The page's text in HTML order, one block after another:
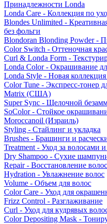
Принадлежности Londa
Londa Care - Коллекция по
Blondes Unlimited -
без фольги
Blondoran Blonding Powder -
Color Switch - Оттеночная
Curl & Londa Form -
Londa Color - Окрашивание
Londa Style - Новая коллекция
Color Tune - Экспресс-тонер
Matrix (США)
Super Sync - Щелочной
SoColor - Стойкое
Moroccanoil (Израиль)
Styling - Стайлинг и укладка
Brushes - Брашинги и
Treatment - Уход за волосами
Dry Shampoo - Сухие
Repair - Восстановление волос
Hydration - Увлажнение волос
Volume - Объем для волос
Color Care - Уход для
Frizz Control - Разглаживание
Curl - Уход для кудрявых
Color Depositing Mask -